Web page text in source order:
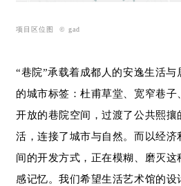
项目区位图 © gad
“巷院”承载着成都人的安逸生活
的城市标签：杜甫草堂、宽窄巷
开放的巷院空间，过渡了公共熙攘
活，连接了城市与自然。而以经济
间的开发方式，正在模糊、磨灭
感记忆。我们希望生活艺术馆的设